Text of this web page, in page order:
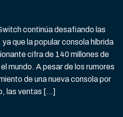
continúa desafiando las
que la popular consola híbrida
cifra de 140 millones de
mundo. A pesar de los rumores
de una nueva consola por
las ventas […]